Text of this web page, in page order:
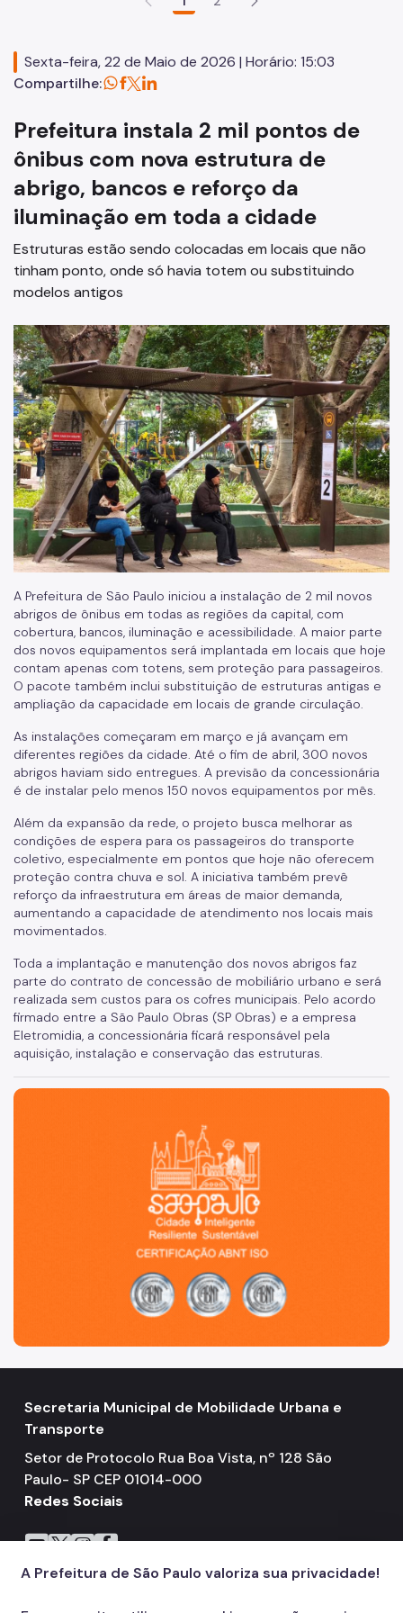
Quadro de Serviços
SPTrans
CET
Mobilidade Urbana e Transporte
Acesso à Proteção de Dados Pessoais
Autorizações Especiais
Cartão Estacionamento (Idoso)
Cadastro de Caminhões
Carga a Frete
Cargas Superdimensionadas
Isenção de Rodízio
Transporte de Carga
Transporte de Fretamento
Transporte de Produtos Perigosos
Serviços
Atende+
Bilhete Único
DAMSP - Departamento de Transportes Públicos (DTP)
Formulários DTP
Certidão de Diretrizes
Licitações
Informações Úteis
Notificações e Multas
Acompanhe seu processo
Como se defender
Indicação de condutor
Defesa da Autuação (CDA)
Junta Administrativa (JARI)
Motofrete
Transporte Escolar Privado
Transporte Escolar Gratuito - TEG
Transporte de passageiros por motocicleta
Sexta-feira, 22 de Maio de 2026 | Horário: 15:03
Compartilhe:
Prefeitura instala 2 mil pontos de
ônibus com nova estrutura de
abrigo, bancos e reforço da
iluminação em toda a cidade
Estruturas estão sendo colocadas em locais que não
tinham ponto, onde só havia totem ou substituindo
modelos antigos
A Prefeitura de São Paulo iniciou a instalação de 2 mil novos
abrigos de ônibus em todas as regiões da capital, com
cobertura, bancos, iluminação e acessibilidade. A maior parte
dos novos equipamentos será implantada em locais que hoje
contam apenas com totens, sem proteção para passageiros.
O pacote também inclui substituição de estruturas antigas e
ampliação da capacidade em locais de grande circulação.
As instalações começaram em março e já avançam em
diferentes regiões da cidade. Até o fim de abril, 300 novos
abrigos haviam sido entregues. A previsão da concessionária
é de instalar pelo menos 150 novos equipamentos por mês.
Além da expansão da rede, o projeto busca melhorar as
condições de espera para os passageiros do transporte
coletivo, especialmente em pontos que hoje não oferecem
proteção contra chuva e sol. A iniciativa também prevê
reforço da infraestrutura em áreas de maior demanda,
aumentando a capacidade de atendimento nos locais mais
movimentados.
Toda a implantação e manutenção dos novos abrigos faz
parte do contrato de concessão de mobiliário urbano e será
realizada sem custos para os cofres municipais. Pelo acordo
firmado entre a São Paulo Obras (SP Obras) e a empresa
Eletromidia, a concessionária ficará responsável pela
aquisição, instalação e conservação das estruturas.
São Paulo, cidade inteligente, resiliente e sustentável
Secretaria Municipal de Mobilidade Urbana e
Transporte
Setor de Protocolo Rua Boa Vista, nº 128 São
Paulo- SP CEP 01014-000
Redes Sociais
Icone do YouTube
Icone do X
Icone do Instagram
Icone do Facebook
A Prefeitura de São Paulo valoriza sua privacidade!